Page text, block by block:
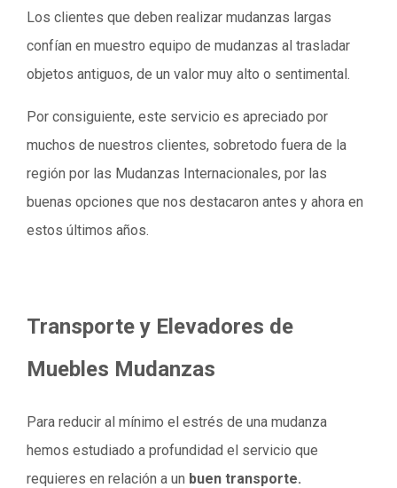
Los clientes que deben realizar mudanzas largas
confían en muestro equipo de mudanzas al trasladar
objetos antiguos, de un valor muy alto o sentimental.
Por consiguiente, este servicio es apreciado por
muchos de nuestros clientes, sobretodo fuera de la
región por las Mudanzas Internacionales, por las
buenas opciones que nos destacaron antes y ahora en
estos últimos años.
Transporte y Elevadores de
Muebles Mudanzas
Para reducir al mínimo el estrés de una mudanza
hemos estudiado a profundidad el servicio que
requieres en relación a un buen transporte.